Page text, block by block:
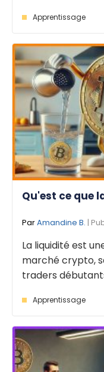
Apprentissage
Qu'est ce que
ParAmandine B. |
La liquidité est
marché crypto,
traders
Apprentissage